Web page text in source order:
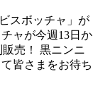
スボッチャ」が
ャが今週13日か
売！ 黒ニンニ
皆さまをお待ち